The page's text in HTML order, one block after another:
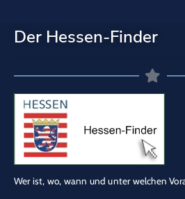
Der Hessen-Finder
Wer ist, wo, wann und unter welchen